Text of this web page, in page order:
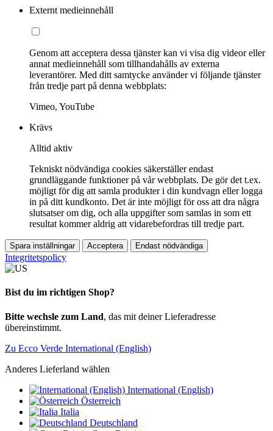
Externt medieinnehåll
Genom att acceptera dessa tjänster kan vi visa dig videor eller
annat medieinnehåll som tillhandahålls av externa
leverantörer. Med ditt samtycke använder vi följande tjänster
från tredje part på denna webbplats:
Vimeo, YouTube
Krävs
Alltid aktiv
Tekniskt nödvändiga cookies säkerställer endast
grundläggande funktioner på vår webbplats. De gör det t.ex.
möjligt för dig att samla produkter i din kundvagn eller logga
in på ditt kundkonto. Det är inte möjligt för oss att dra några
slutsatser om dig, och alla uppgifter som samlas in som ett
resultat kommer aldrig att vidarebefordras till tredje part.
Spara inställningar Acceptera Endast nödvändiga
Integritetspolicy
Bist du im richtigen Shop?
Bitte wechsle zum Land, das mit deiner Lieferadresse
übereinstimmt.
Zu Ecco Verde International (English)
Anderes Lieferland wählen
International (English)
Österreich
Italia
Deutschland